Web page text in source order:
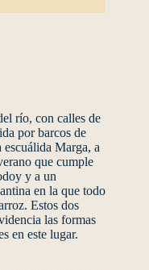
río, con calles de
por barcos de
escuálida Marga, a
que cumple
y a un
en la que todo
Estos dos
las formas
en este lugar.